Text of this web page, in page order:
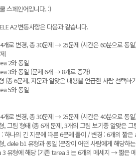
스페인어입니다. :)
A2 변동사항은 다음과 같습니다.
로 변경, 총 30문제 → 25문제 (시간은 60분으로 동일)
2와 동일
3와 동일 (문제 6개 → 8개로 증가)
(총 6문제, 지문과 알맞은 내용을 언급한 사람 선택하
5와 동일
로 변경, 총 30문제 → 25문제 (시간은 40분으로 동일)
, 그림 형태 (총 6개 문제, 3개의 그림 보기중 알맞은 그
하나의 긴 지문에 따른 6문제 풀이 / 변경 : 6개의 짧은
, dele b1 유형과 동일 (문장이 어떤 사람에게 해당하
유형에 해당 (기존 tarea 3 는 6개의 메세지 → 짧은